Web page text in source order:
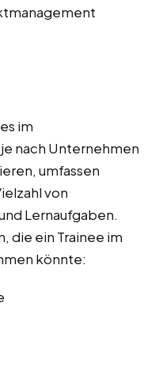
im
nach Unternehmen
umfassen
von
Lernaufgaben.
die ein Trainee im
könnte: